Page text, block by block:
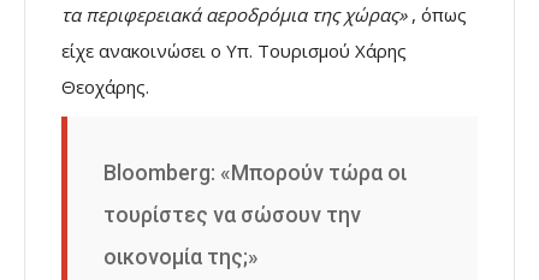
τα περιφερειακά αεροδρόμια της χώρας», όπως
είχε ανακοινώσει ο Υπ. Τουρισμού Χάρης
Θεοχάρης.
Bloomberg: «Μπορούν τώρα οι
τουρίστες να σώσουν την
οικονομία της;»